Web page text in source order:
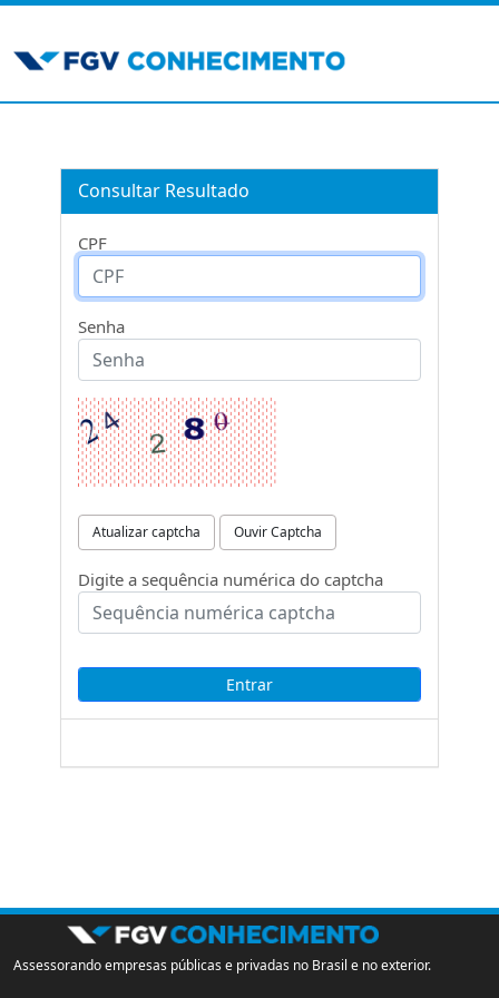
Consultar Resultado
CPF
Senha
Atualizar captcha Ouvir Captcha
Digite a sequência numérica do captcha
Assessorando empresas públicas e privadas no Brasil e no exterior.